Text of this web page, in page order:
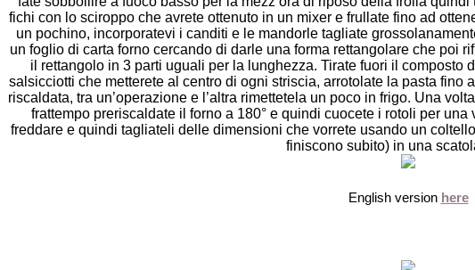
fichi con lo sciroppo che avrete ottenuto in un mixer e frullate fino ad
un pochino, incorporatevi i canditi e le mandorle tagliate
un foglio di carta forno cercando di darle una forma rettangolare che poi
il rettangolo in 3 parti uguali per la lunghezza. Tirate fuori il composto
salsicciotti che metterete al centro di ogni striscia, arrotolate la pasta fino
riscaldata, tra un’operazione e l’altra rimettetela un poco in frigo. Una
frattempo preriscaldate il forno a 180° e quindi cuocete i rotoli per
freddare e quindi tagliateli delle dimensioni che vorrete usando un
finiscono subito) in una
English version here